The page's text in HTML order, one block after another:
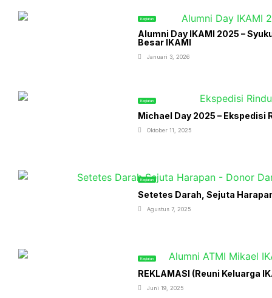
Kegiatan
Alumni Day IKAMI 2025 –
Besar IKAMI
Januari 3, 2026
Kegiatan
Michael Day 2025 – Ekspedisi
Oktober 11, 2025
Kegiatan
Setetes Darah, Sejuta
Agustus 7, 2025
Kegiatan
REKLAMASI (Reuni Keluarga
Juni 19, 2025